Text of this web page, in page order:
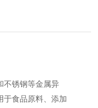
不锈钢等金属异
于食品原料、添加